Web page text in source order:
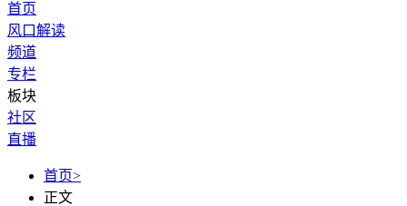
首页
风口解读
频道
专栏
板块
社区
直播
首页>
正文